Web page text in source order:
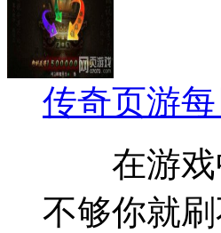
传奇页游
在游戏中
不够你就